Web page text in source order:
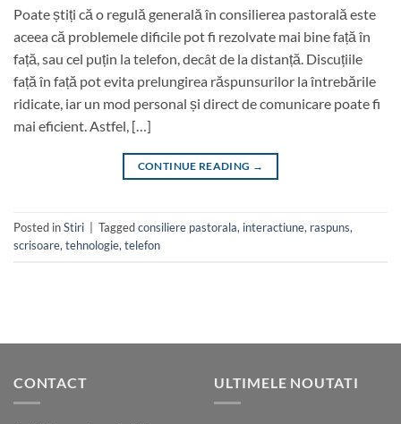
Poate știți că o regulă generală în consilierea pastorală este
aceea că problemele dificile pot fi rezolvate mai bine față în
față, sau cel puțin la telefon, decât de la distanță. Discuțiile
față în față pot evita prelungirea răspunsurilor la întrebările
ridicate, iar un mod personal și direct de comunicare poate fi
mai eficient. Astfel, […]
CONTINUE READING →
Posted inStiri Taggedconsiliere pastorala, interactiune, raspuns,
scrisoare, tehnologie, telefon
CONTACT ULTIMELE NOUTATI